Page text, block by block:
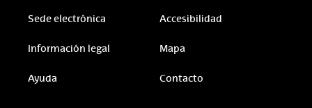
Sede electrónica Accesibilidad
Información legal Mapa
Ayuda Contacto